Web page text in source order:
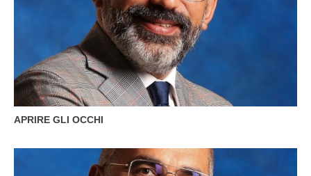
APRIRE GLI OCCHI